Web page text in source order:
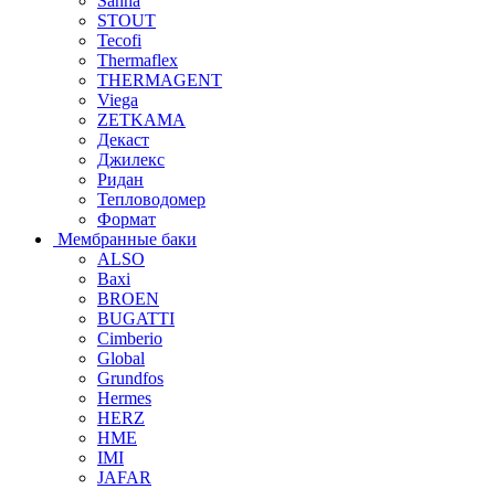
STOUT
Tecofi
Thermaflex
THERMAGENT
Viega
ZETKAMA
Декаст
Джилекс
Ридан
Тепловодомер
Формат
Мембранные баки
ALSO
Baxi
BROEN
BUGATTI
Cimberio
Global
Grundfos
Hermes
HERZ
HME
IMI
JAFAR